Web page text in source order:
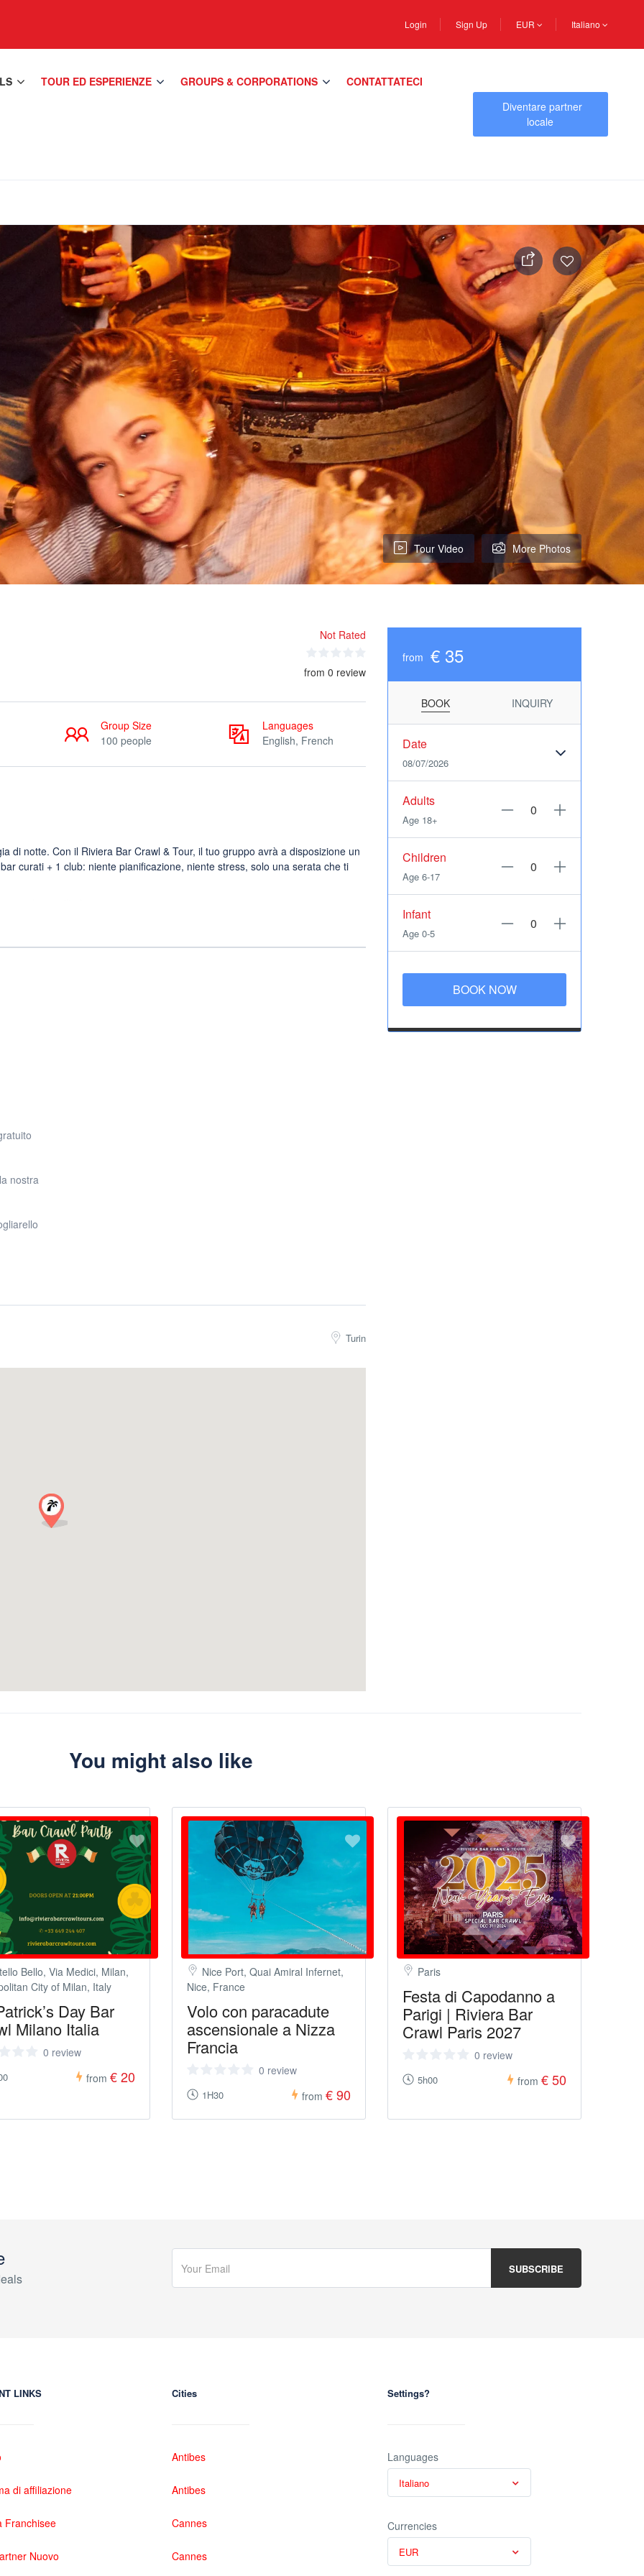
Login Sign Up EUR Italiano
TOUR ED ESPERIENZE GROUPS & CORPORATIONS CONTATTATECI
Diventare partner
locale
Tour Video More Photos
Not Rated
from 0 review
Group Size
100 people
Languages
English, French
di notte. Con il Riviera Bar Crawl & Tour, il tuo gruppo avrà a disposizione un
curati + 1 club: niente pianificazione, niente stress, solo una serata che ti
notturno)
per un gruppo può essere difficile. Abbiamo fatto il lavoro, così non dovrai
minuto su Google.
e club d’Italia: pensa alla cultura dell’aperitivo, ai club underground e a una
+ 1 club).
nostra
Turin
from € 35
BOOK INQUIRY
Date
08/07/2026
Adults
Age 18+
Children
Age 6-17
Infant
Age 0-5
BOOK NOW
You might also like
Bello, Via Medici, Milan,
City of Milan, Italy
Day Bar
Milano Italia
0 review
from € 20
Nice Port, Quai Amiral Infernet,
Nice, France
Volo con paracadute
ascensionale a Nizza
Francia
0 review
1H30 from € 90
Paris
Festa di Capodanno a
Parigi | Riviera Bar
Crawl Paris 2027
0 review
5h00 from € 50
LINKS
di affiliazione
Franchisee
Nuovo
Cities
Antibes
Antibes
Cannes
Cannes
Settings?
Languages
Italiano
Currencies
EUR